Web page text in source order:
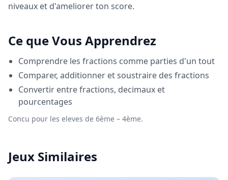
niveaux et d'ameliorer ton score.
Ce que Vous Apprendrez
Comprendre les fractions comme parties d'un tout
Comparer, additionner et soustraire des fractions
Convertir entre fractions, decimaux et
pourcentages
Concu pour les eleves de 6ème – 4ème.
Jeux Similaires